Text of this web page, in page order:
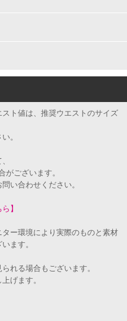
ト値は、推奨ウエストのサイズ
。
がございます。
い合わせください。
】
ー環境により実際のものと素材
ます。
れる場合もございます。
げます。